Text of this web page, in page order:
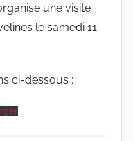
une visite
le samedi 11
ci-dessous :